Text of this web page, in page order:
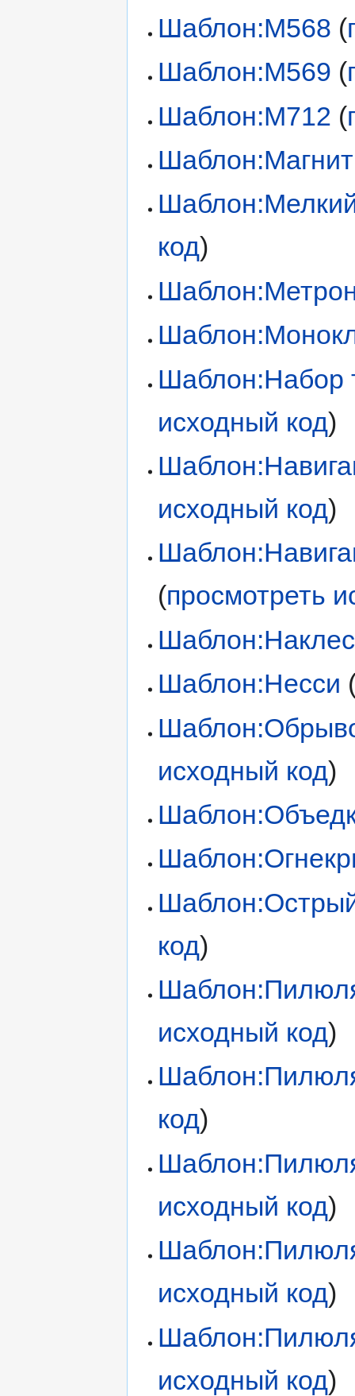
Шаблон:М568 (
Шаблон:М569 (
Шаблон:М712 (
Шаблон:Магнит
код)
Шаблон:Набор
исходный код)
исходный код)
(просмотреть
Шаблон:Наклес
Шаблон:Несси
исходный код)
код)
исходный код)
код)
исходный код)
исходный код)
исходный код)